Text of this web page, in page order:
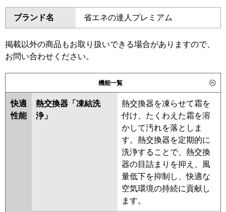
三菱電機 PKZ-ZRMP40L6 PKZ-
ZRMP40LL6
日立
三菱重工 FDKZ406H6S
パナソニック PA-P40K7GCX PA-P40K7GC
ダイキン SSRA40CT SSRA40CNT
SSRA40BYT SSRA40BYNT
SSRA40BJT SSRA40BJNT
SSRA40BFT SSRA40BFNT
SSRA40BCNT
東芝 RKXA04043MUB RKXA04043MU
RKXA04043XU
三菱電機 PKZ-ZRMP40L5 PKZ-
ZRMP40LL5 PKZ-ZRMP40LL4
PKZ-ZRMP40L4 PKZ-
ZRMP40LL3
PKZ-ZRMP40L3
PKZ-ZRMP40L2
PKZ-
ZRMP40LL2 PKZ-ZRMP40LLZ
PKZ-ZRMP40LZ
PKZ-
ZRMP40KLY PKZ-ZRMP40KY
PKZ-ZRMP40KLV
ブランド名 省エネの達人プレミアム
掲載以外の商品もお取り扱いできる場合がありますので、
お問い合わせください。
機能一覧
快適
性能
熱交換器「凍結洗
浄」
熱交換器を凍らせて霜を
付け、たくわえた霜を溶
かして汚れを落としま
す。熱交換器を定期的に
洗浄することで、熱交換
器の目詰まりを抑え、風
量低下を抑制し、快適な
空気環境の持続に貢献し
ます。